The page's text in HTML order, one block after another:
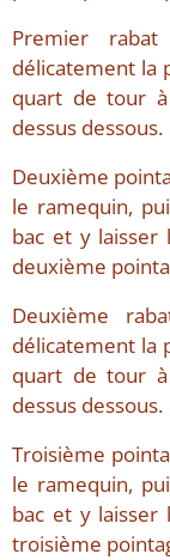
Premier
délicatement la
quart de tour
dessus dessous.
Deuxième
le ramequin,
bac et y
deuxième
Deuxième
délicatement la
quart de tour
dessus dessous.
Troisième
le ramequin,
bac et y
troisième